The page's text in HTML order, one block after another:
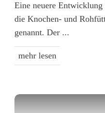
Eine neuere
die Knochen- und
genannt. Der ...
mehr lesen